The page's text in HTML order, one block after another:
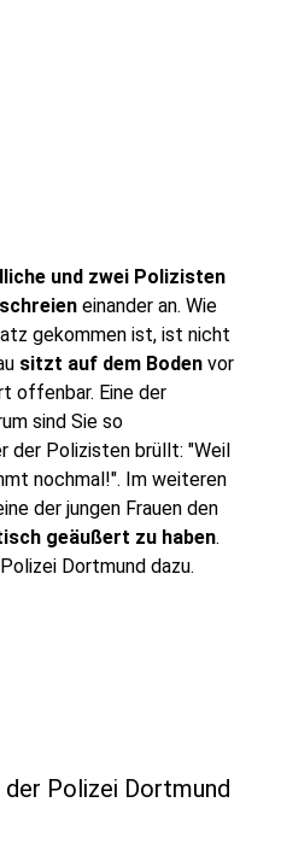
und zwei Polizisten
schreien einander an. Wie
gekommen ist, ist nicht
sitzt auf dem Boden vor
offenbar. Eine der
sind Sie so
der Polizisten brüllt: "Weil
nochmal!". Im weiteren
der jungen Frauen den
geäußert zu haben.
Dortmund dazu.
Polizei Dortmund